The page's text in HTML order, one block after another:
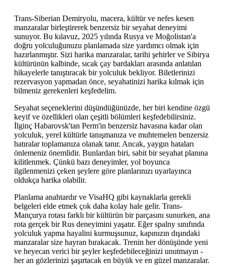
Trans-Siberian Demiryolu, macera, kültür ve nefes kesen
manzaralar birleştirerek benzersiz bir seyahat deneyimi
sunuyor. Bu kılavuz, 2025 yılında Rusya ve Moğolistan'a
doğru yolculuğunuzu planlamada size yardımcı olmak için
hazırlanmıştır. Sizi harika manzaralar, tarihi şehirler ve Sibirya
kültürünün kalbinde, sıcak çay bardakları arasında anlatılan
hikayelerle tanıştıracak bir yolculuk bekliyor. Biletlerinizi
rezervasyon yapmadan önce, seyahatinizi harika kılmak için
bilmeniz gerekenleri keşfedelim.
Seyahat seçeneklerini düşündüğünüzde, her biri kendine özgü
keyif ve özellikleri olan çeşitli bölümleri keşfedebilirsiniz.
İlginç Habarovsk'tan Perm'in benzersiz havasına kadar olan
yolculuk, yerel kültürle tanışmanıza ve muhtemelen benzersiz
hatıralar toplamanıza olanak tanır. Ancak, yaygın hataları
önlemeniz önemlidir. Bunlardan biri, sabit bir seyahat planına
kilitlenmek. Çünkü bazı deneyimler, yol boyunca
ilgilenmenizi çeken şeylere göre planlarınızı uyarlayınca
oldukça harika olabilir.
Planlama anahtardır ve VisaHQ gibi kaynaklarla gerekli
belgeleri elde etmek çok daha kolay hale gelir. Trans-
Mançurya rotası farklı bir kültürün bir parçasını sunurken, ana
rota gerçek bir Rus deneyimini yaşatır. Eğer spalny sınıfında
yolculuk yapma hayalini kurmuşsunuz, kapınızın dışındaki
manzaralar size hayran bırakacak. Trenin her dönüşünde yeni
ve heyecan verici bir şeyler keşfedebileceğinizi unutmayın -
her an gözlerinizi şaşırtacak en büyük ve en güzel manzaralar.